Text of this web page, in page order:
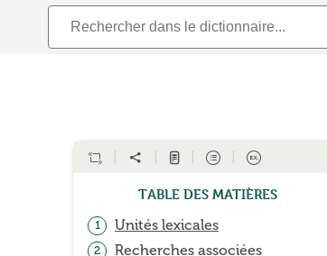
Table des matières
1 Unités lexicales
2 Recherches associées